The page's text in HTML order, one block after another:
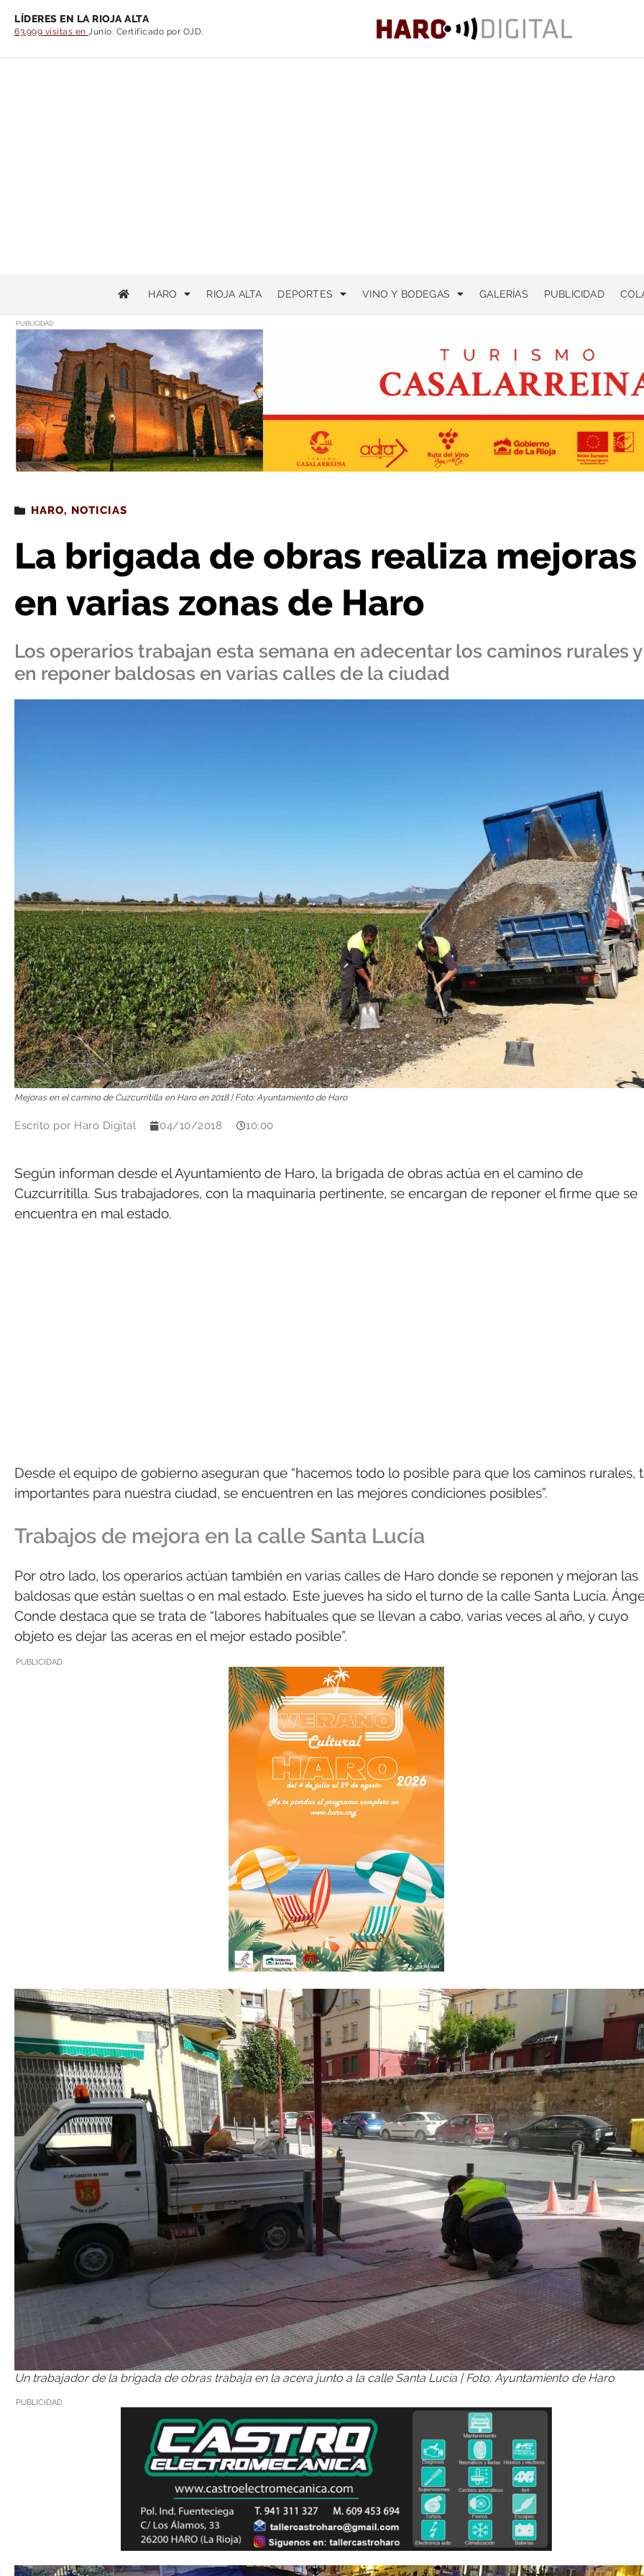
LÍDERES EN LA RIOJA ALTA
63.999 visitas en Junio. Certificado por OJD.
HARO RIOJA ALTA DEPORTES VINO Y BODEGAS GALERÍAS PUBLICIDAD
PUBLICIDAD
Estás leyendo : La brigada de obras realiza mejoras en varias zonas de Haro
HARO, NOTICIAS
La brigada de obras realiza mejoras
en varias zonas de Haro
Los operarios trabajan esta semana en adecentar los caminos rurales y
en reponer baldosas en varias calles de la ciudad
Mejoras en el camino de Cuzcurritilla en Haro en 2018 | Foto: Ayuntamiento de Haro
Escrito por Haro Digital 04/10/2018 10:00
Según informan desde el Ayuntamiento de Haro, la brigada de obras actúa en el camino de
Cuzcurritilla. Sus trabajadores, con la maquinaria pertinente, se encargan de reponer el firme que se
encuentra en mal estado.
Desde el equipo de gobierno aseguran que “hacemos todo lo posible para que los caminos rurales,
importantes para nuestra ciudad, se encuentren en las mejores condiciones posibles”.
Trabajos de mejora en la calle Santa Lucía
Por otro lado, los operarios actúan también en varias calles de Haro donde se reponen y mejoran las
baldosas que están sueltas o en mal estado. Este jueves ha sido el turno de la calle Santa Lucía.
Conde destaca que se trata de “labores habituales que se llevan a cabo, varias veces al año, y cuyo
objeto es dejar las aceras en el mejor estado posible”.
PUBLICIDAD
Un trabajador de la brigada de obras trabaja en la acera junto a la calle Santa Lucía | Foto: Ayuntamiento de Haro
PUBLICIDAD